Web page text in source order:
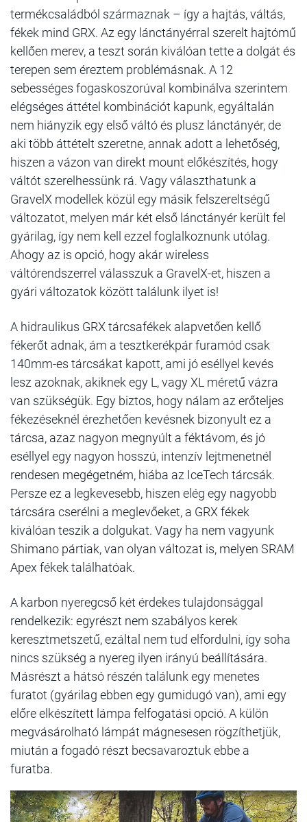
termékcsaládból származnak – így a hajtás, váltás,
fékek mind GRX. Az egy lánctányérral szerelt hajtómű
kellően merev, a teszt során kiválóan tette a dolgát és
terepen sem éreztem problémásnak. A 12
sebességes fogaskoszorúval kombinálva szerintem
elégséges áttétel kombinációt kapunk, egyáltalán
nem hiányzik egy első váltó és plusz lánctányér, de
aki több áttételt szeretne, annak adott a lehetőség,
hiszen a vázon van direkt mount előkészítés, hogy
váltót szerelhessünk rá. Vagy választhatunk a
GravelX modellek közül egy másik felszereltségű
változatot, melyen már két első lánctányér került fel
gyárilag, így nem kell ezzel foglalkoznunk utólag.
Ahogy az is opció, hogy akár wireless
váltórendszerrel válasszuk a GravelX-et, hiszen a
gyári változatok között találunk ilyet is!
A hidraulikus GRX tárcsafékek alapvetően kellő
fékerőt adnak, ám a tesztkerékpár furamód csak
140mm-es tárcsákat kapott, ami jó eséllyel kevés
lesz azoknak, akiknek egy L, vagy XL méretű vázra
van szükségük. Egy biztos, hogy nálam az erőteljes
fékezéseknél érezhetően kevésnek bizonyult ez a
tárcsa, azaz nagyon megnyúlt a féktávom, és jó
eséllyel egy nagyon hosszú, intenzív lejtmenetnél
rendesen megégetném, hiába az IceTech tárcsák.
Persze ez a legkevesebb, hiszen elég egy nagyobb
tárcsára cserélni a meglevőeket, a GRX fékek
kiválóan teszik a dolgukat. Vagy ha nem vagyunk
Shimano pártiak, van olyan változat is, melyen SRAM
Apex fékek találhatóak.
A karbon nyeregcső két érdekes tulajdonsággal
rendelkezik: egyrészt nem szabályos kerek
keresztmetszetű, ezáltal nem tud elfordulni, így soha
nincs szükség a nyereg ilyen irányú beállítására.
Másrészt a hátsó részén találunk egy menetes
furatot (gyárilag ebben egy gumidugó van), ami egy
előre elkészített lámpa felfogatási opció. A külön
megvásárolható lámpát mágnesesen rögzíthetjük,
miután a fogadó részt becsavaroztuk ebbe a
furatba.